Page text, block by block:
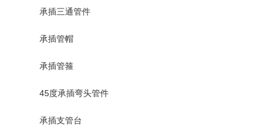
承插三通管件
承插管帽
承插管箍
45度承插弯头管件
承插支管台